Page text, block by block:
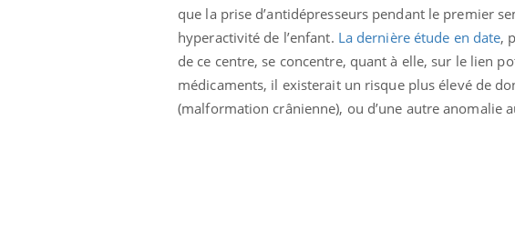
que la prise d’antidépresseurs pendant le premier
hyperactivité de l’enfant. La dernière étude en date,
de ce centre, se concentre, quant à elle, sur le lien
médicaments, il existerait un risque plus élevé de
(malformation crânienne), ou d’une autre anomalie
Il y a des sujets qui sont faciles à aborder...
d'autres non ! D'un côté, poser des
questions sur la maladie d'un proche c'est
Fatigue, irritabilité,
même alopécie…
carence en fer sont